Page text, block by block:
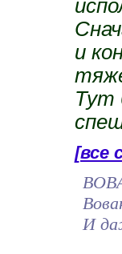
и
Тут
[все
И